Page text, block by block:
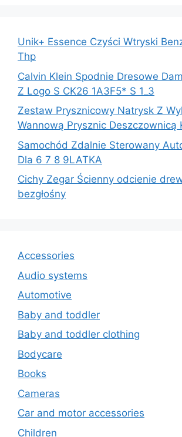
Unik+ Essence Czyści Wtryski
Thp
Calvin Klein Spodnie Dresowe
Z Logo S CK26 1A3F5* S 1_3
Zestaw Prysznicowy Natrysk Z
Wannową Prysznic Deszczownicą
Samochód Zdalnie Sterowany
Dla 6 7 8 9LATKA
Cichy Zegar Ścienny odcienie
bezgłośny
Accessories
Audio systems
Automotive
Baby and toddler
Baby and toddler clothing
Bodycare
Books
Cameras
Car and motor accessories
Children